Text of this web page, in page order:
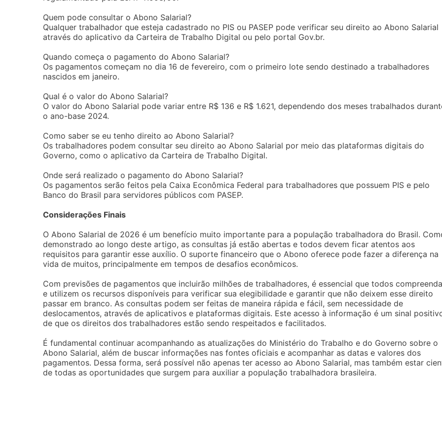
Quem pode consultar o Abono Salarial?
Qualquer trabalhador que esteja cadastrado no PIS ou PASEP pode verificar seu direito ao Abono Salarial
através do aplicativo da Carteira de Trabalho Digital ou pelo portal Gov.br.
Quando começa o pagamento do Abono Salarial?
Os pagamentos começam no dia 16 de fevereiro, com o primeiro lote sendo destinado a trabalhadores
nascidos em janeiro.
Qual é o valor do Abono Salarial?
O valor do Abono Salarial pode variar entre R$ 136 e R$ 1.621, dependendo dos meses trabalhados
o ano-base 2024.
Como saber se eu tenho direito ao Abono Salarial?
Os trabalhadores podem consultar seu direito ao Abono Salarial por meio das plataformas digitais do
Governo, como o aplicativo da Carteira de Trabalho Digital.
Onde será realizado o pagamento do Abono Salarial?
Os pagamentos serão feitos pela Caixa Econômica Federal para trabalhadores que possuem PIS e pelo
Banco do Brasil para servidores públicos com PASEP.
Considerações Finais
O Abono Salarial de 2026 é um benefício muito importante para a população trabalhadora do Brasil.
demonstrado ao longo deste artigo, as consultas já estão abertas e todos devem ficar atentos aos
requisitos para garantir esse auxílio. O suporte financeiro que o Abono oferece pode fazer a diferença na
vida de muitos, principalmente em tempos de desafios econômicos.
Com previsões de pagamentos que incluirão milhões de trabalhadores, é essencial que todos
e utilizem os recursos disponíveis para verificar sua elegibilidade e garantir que não deixem esse direito
passar em branco. As consultas podem ser feitas de maneira rápida e fácil, sem necessidade de
deslocamentos, através de aplicativos e plataformas digitais. Este acesso à informação é um sinal
de que os direitos dos trabalhadores estão sendo respeitados e facilitados.
É fundamental continuar acompanhando as atualizações do Ministério do Trabalho e do Governo sobre o
Abono Salarial, além de buscar informações nas fontes oficiais e acompanhar as datas e valores dos
pagamentos. Dessa forma, será possível não apenas ter acesso ao Abono Salarial, mas também estar
de todas as oportunidades que surgem para auxiliar a população trabalhadora brasileira.